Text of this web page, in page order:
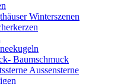
Winterszenen
Baumschmuck
Aussensterne